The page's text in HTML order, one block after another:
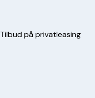
Tilbud på privatleasing